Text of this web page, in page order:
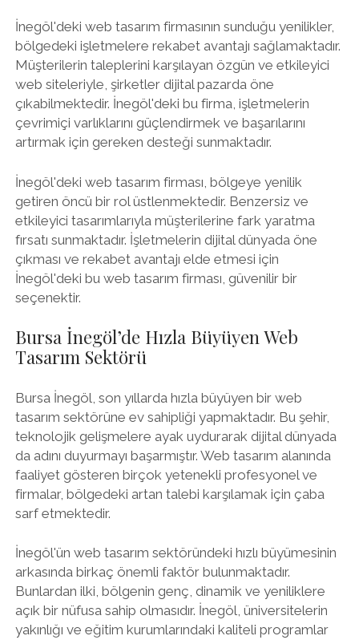
İnegöl'deki web tasarım firmasının sunduğu yenilikler,
bölgedeki işletmelere rekabet avantajı sağlamaktadır.
Müşterilerin taleplerini karşılayan özgün ve etkileyici
web siteleriyle, şirketler dijital pazarda öne
çıkabilmektedir. İnegöl'deki bu firma, işletmelerin
çevrimiçi varlıklarını güçlendirmek ve başarılarını
artırmak için gereken desteği sunmaktadır.
İnegöl'deki web tasarım firması, bölgeye yenilik
getiren öncü bir rol üstlenmektedir. Benzersiz ve
etkileyici tasarımlarıyla müşterilerine fark yaratma
fırsatı sunmaktadır. İşletmelerin dijital dünyada öne
çıkması ve rekabet avantajı elde etmesi için
İnegöl'deki bu web tasarım firması, güvenilir bir
seçenektir.
Bursa İnegöl’de Hızla Büyüyen Web
Tasarım Sektörü
Bursa İnegöl, son yıllarda hızla büyüyen bir web
tasarım sektörüne ev sahipliği yapmaktadır. Bu şehir,
teknolojik gelişmelere ayak uydurarak dijital dünyada
da adını duyurmayı başarmıştır. Web tasarım alanında
faaliyet gösteren birçok yetenekli profesyonel ve
firmalar, bölgedeki artan talebi karşılamak için çaba
sarf etmektedir.
İnegöl'ün web tasarım sektöründeki hızlı büyümesinin
arkasında birkaç önemli faktör bulunmaktadır.
Bunlardan ilki, bölgenin genç, dinamik ve yeniliklere
açık bir nüfusa sahip olmasıdır. İnegöl, üniversitelerin
yakınlığı ve eğitim kurumlarındaki kaliteli programlar